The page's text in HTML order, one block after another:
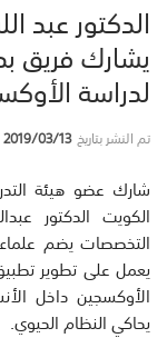
الدكتور عبد
يشارك فريق
لدراسة
تم النشر بتاريخ2019/03/13
شارك عضو هيئة
الكويت الدكتور
التخصصات يضم علماء
يعمل على تطوير
الأوكسجين داخل
يحاكي النظام الحيوي.